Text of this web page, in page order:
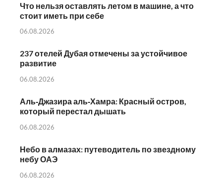
Что нельзя оставлять летом в машине, а что
стоит иметь при себе
06.08.2026
237 отелей Дубая отмечены за устойчивое
развитие
06.08.2026
Аль‑Джазира аль‑Хамра: Красный остров,
который перестал дышать
06.08.2026
Небо в алмазах: путеводитель по звездному
небу ОАЭ
06.08.2026